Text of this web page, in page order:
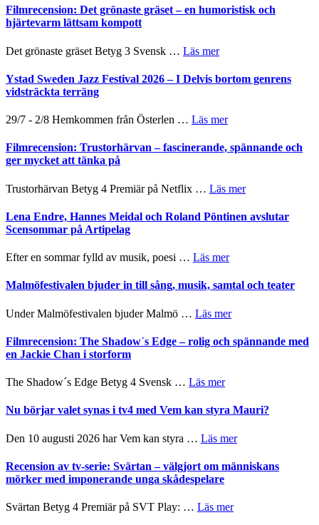
titlar
filmprogram
Shahab
Kulturs
Filmrecension: Det grönaste gräset – en humoristisk och
hjärtevarm lättsam kompott
Det grönaste gräset Betyg 3 Svensk … Läs merom
Det
grönaste
en
och
kompott
Ystad Sweden Jazz Festival 2026 – I Delvis bortom genrens
vidsträckta terräng
29/7 - 2/8 Hemkommen från Österlen … Läs merom
Sweden
Jazz
–
Delvis
vidsträckta
Filmrecension: Trustorhärvan – fascinerande, spännande och
ger mycket att tänka på
Trustorhärvan Betyg 4 Premiär på Netflix … Läs merom
Trustorhärvan
mycket
Lena Endre, Hannes Meidal och Roland Pöntinen avslutar
Scensommar på Artipelag
Efter en sommar fylld av musik, poesi … Läs merom
Endre,
och
Pöntinen
Malmöfestivalen bjuder in till sång, musik, samtal och teater
Under Malmöfestivalen bjuder Malmö … Läs merom
bjuder
in
och
Filmrecension: The Shadow´s Edge – rolig och spännande med
en Jackie Chan i storform
The Shadow´s Edge Betyg 4 Svensk … Läs merom
The
Edge
rolig
med
Nu börjar valet synas i tv4 med Vem kan styra Mauri?
Den 10 augusti 2026 har Vem kan styra … Läs merom
börjar
Recension av tv-serie: Svärtan – välgjort om människans
mörker med imponerande unga skådespelare
Svärtan Betyg 4 Premiär på SVT Play: … Läs merom